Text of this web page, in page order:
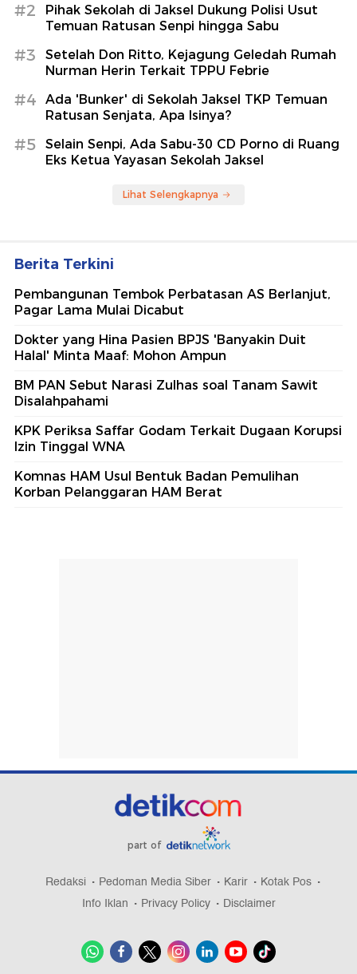
#2
Pihak Sekolah di Jaksel Dukung Polisi Usut
Temuan Ratusan Senpi hingga Sabu
#3
Setelah Don Ritto, Kejagung Geledah Rumah
Nurman Herin Terkait TPPU Febrie
#4
Ada 'Bunker' di Sekolah Jaksel TKP Temuan
Ratusan Senjata, Apa Isinya?
#5
Selain Senpi, Ada Sabu-30 CD Porno di Ruang
Eks Ketua Yayasan Sekolah Jaksel
Lihat Selengkapnya
Berita Terkini
Pembangunan Tembok Perbatasan AS Berlanjut,
Pagar Lama Mulai Dicabut
Dokter yang Hina Pasien BPJS 'Banyakin Duit
Halal' Minta Maaf: Mohon Ampun
BM PAN Sebut Narasi Zulhas soal Tanam Sawit
Disalahpahami
KPK Periksa Saffar Godam Terkait Dugaan Korupsi
Izin Tinggal WNA
Komnas HAM Usul Bentuk Badan Pemulihan
Korban Pelanggaran HAM Berat
part of
Redaksi Pedoman Media Siber Karir
Kotak Pos
Info Iklan
Privacy Policy Disclaimer